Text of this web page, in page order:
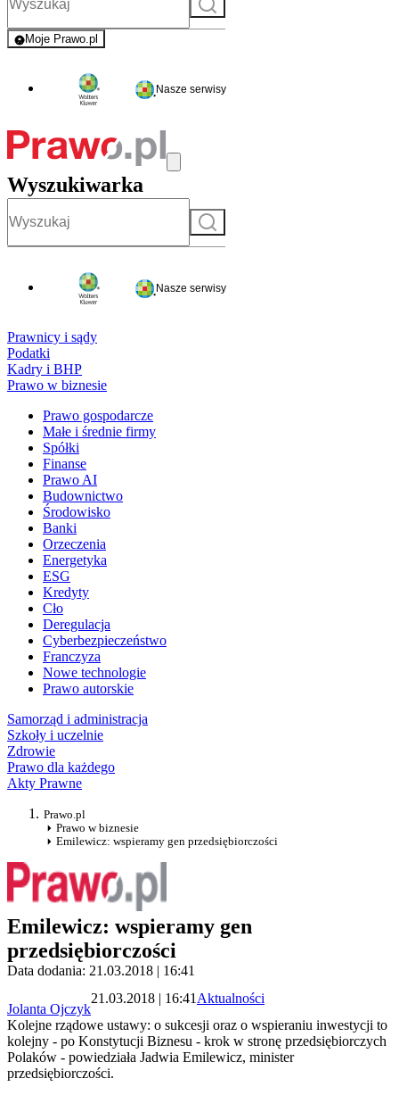
Moje Prawo.pl
- rejestracja i logowanie do serwisu
Nasze serwisy
Wyszukiwarka
Szukaj
Nasze serwisy
Prawnicy i sądy
Podatki
Kadry i BHP
Prawo w biznesie
Prawo gospodarcze
Małe i średnie firmy
Spółki
Finanse
Prawo AI
Budownictwo
Środowisko
Banki
Orzeczenia
Energetyka
ESG
Kredyty
Cło
Deregulacja
Cyberbezpieczeństwo
Franczyza
Nowe technologie
Prawo autorskie
Samorząd i administracja
Szkoły i uczelnie
Zdrowie
Prawo dla każdego
Akty Prawne
Prawo.pl
Prawo w biznesie
Emilewicz: wspieramy gen przedsiębiorczości
Emilewicz: wspieramy gen
przedsiębiorczości
Data dodania: 21.03.2018 | 16:41
Jolanta Ojczyk
21.03.2018 | 16:41 Aktualności
Kolejne rządowe ustawy: o sukcesji oraz o wspieraniu inwestycji to
kolejny - po Konstytucji Biznesu - krok w stronę przedsiębiorczych
Polaków - powiedziała Jadwia Emilewicz, minister
przedsiębiorczości.